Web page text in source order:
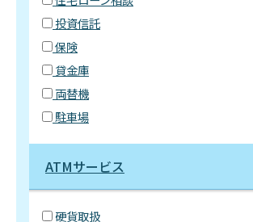
投資信託
保険
貸金庫
両替機
駐車場
ATMサービス
硬貨取扱